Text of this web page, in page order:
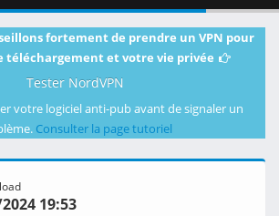
fortement de prendre un VPN pour
téléchargement et votre vie privée
Tester NordVPN
votre logiciel anti-pub avant de signaler un
Consulter la page tutoriel
19:53